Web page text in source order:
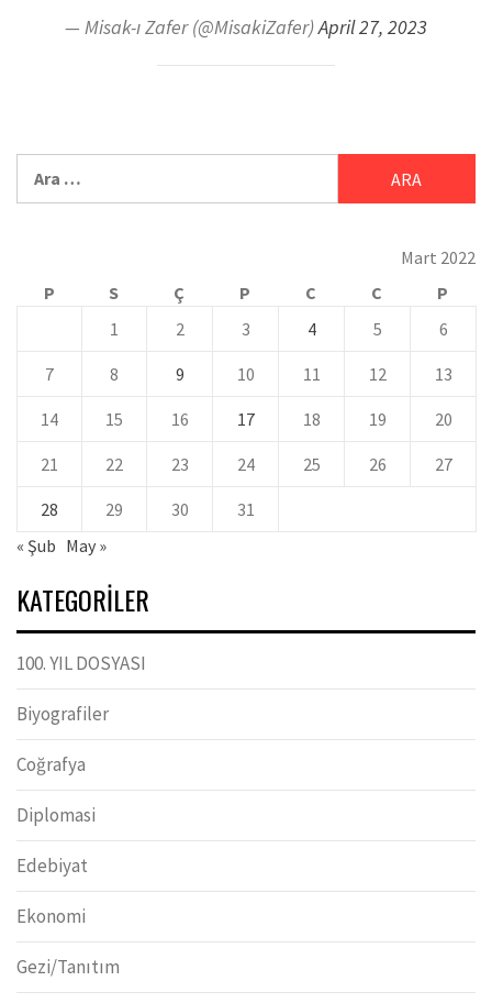
— Misak-ı Zafer (@MisakiZafer)April 27, 2023
Mart 2022
P
S Ç P C C
P
1
2 3 4 5 6
7 8 9 10 11 12 13
14 15 16 17 18 19 20
21 22 23 24 25 26 27
28 29 30
31
« Şub May »
KATEGORILER
100. YIL DOSYASI
Biyografiler
Coğrafya
Diplomasi
Edebiyat
Ekonomi
Gezi/Tanıtım